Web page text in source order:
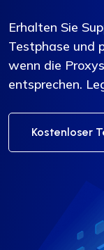
Erhalten Sie
Testphase und
wenn die
entsprechen.
Kostenloser